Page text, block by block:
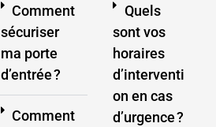
Comment
sécuriser
ma porte
d’entrée ?
Comment
Quels
sont vos
horaires
d’interventi
on en cas
d’urgence ?